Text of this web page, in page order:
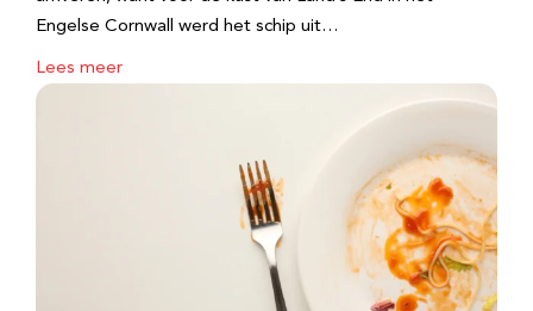
Engelse Cornwall werd het schip uit…
Lees meer